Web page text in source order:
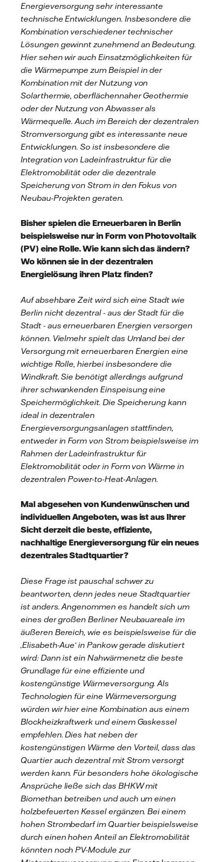
Energieversorgung sehr interessante
technische Entwicklungen. Insbesondere die
Kombination verschiedener technischer
Lösungen gewinnt zunehmend an Bedeutung.
Hier sehen wir auch Einsatzmöglichkeiten für
die Wärmepumpe zum Beispiel in der
Kombination mit der Nutzung von
Solarthermie, oberflächennaher Geothermie
oder der Nutzung von Abwasser als
Wärmequelle. Auch im Bereich der dezentralen
Stromversorgung gibt es interessante neue
Entwicklungen. So ist insbesondere die
Integration von Ladeinfrastruktur für die
Elektromobilität oder die dezentrale
Speicherung von Strom in den Fokus von
Neubau-Projekten geraten.
Bisher spielen die Erneuerbaren in Berlin
beispielsweise nur in Form von Photovoltaik
(PV) eine Rolle. Wie kann sich das ändern?
Wo können sie in der dezentralen
Energielösung ihren Platz finden?
Auf absehbare Zeit wird sich eine Stadt wie
Berlin nicht dezentral - aus der Stadt für die
Stadt - aus erneuerbaren Energien versorgen
können. Vielmehr spielt das Umland bei der
Versorgung mit erneuerbaren Energien eine
wichtige Rolle, hierbei insbesondere die
Windkraft. Sie benötigt allerdings aufgrund
ihrer schwankenden Einspeisung eine
Speichermöglichkeit. Die Speicherung kann
ideal in dezentralen
Energieversorgungsanlagen stattfinden,
entweder in Form von Strom beispielsweise im
Rahmen der Ladeinfrastruktur für
Elektromobilität oder in Form von Wärme in
dezentralen Power-to-Heat-Anlagen.
Mal abgesehen von Kundenwünschen und
individuellen Angeboten, was ist aus Ihrer
Sicht derzeit die beste, effiziente,
nachhaltige Energieversorgung für ein neues
dezentrales Stadtquartier?
Diese Frage ist pauschal schwer zu
beantworten, denn jedes neue Stadtquartier
ist anders. Angenommen es handelt sich um
eines der großen Berliner Neubauareale im
äußeren Bereich, wie es beispielsweise für die
‚Elisabeth-Aue‘ in Pankow gerade diskutiert
wird: Dann ist ein Nahwärmenetz die beste
Grundlage für eine effiziente und
kostengünstige Wärmeversorgung. Als
Technologien für eine Wärmeversorgung
würden wir hier eine Kombination aus einem
Blockheizkraftwerk und einem Gaskessel
empfehlen. Dies hat neben der
kostengünstigen Wärme den Vorteil, dass das
Quartier auch dezentral mit Strom versorgt
werden kann. Für besonders hohe ökologische
Ansprüche ließe sich das BHKW mit
Biomethan betreiben und auch um einen
holzbefeuerten Kessel ergänzen. Bei einem
hohen Strombedarf im Quartier beispielsweise
durch einen hohen Anteil an Elektromobilität
könnten noch PV-Module zur